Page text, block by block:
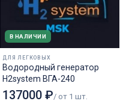
В НАЛИЧИИ
ДЛЯ ЛЕГКОВЫХ
Водородный генератор
H2system ВГА-240
137000 ₽/ от 1 шт.